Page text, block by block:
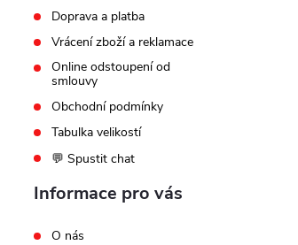
Doprava a platba
Vrácení zboží a reklamace
Online odstoupení od
smlouvy
Obchodní podmínky
Tabulka velikostí
💬 Spustit chat
Informace pro vás
O nás